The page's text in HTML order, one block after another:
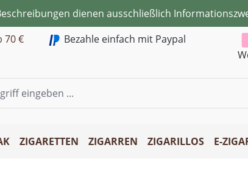
dienen ausschließlich
70 € Bezahle einfach mit Paypal
ZIGARETTEN ZIGARREN ZIGARILLOS E-